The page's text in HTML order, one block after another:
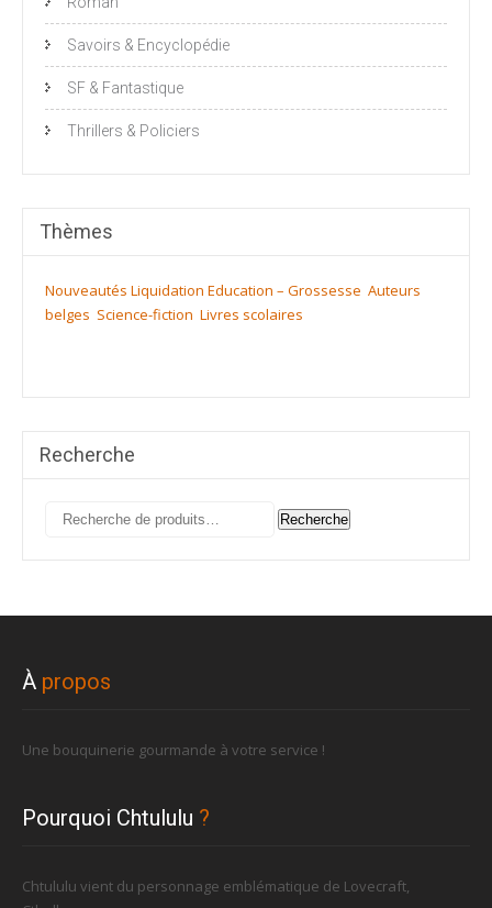
Savoirs & Encyclopédie
SF & Fantastique
Thrillers & Policiers
Thèmes
Nouveautés Liquidation Education – Grossesse Auteurs
belges Science-fiction Livres scolaires
Recherche
Recherche
Recherche
À propos
Une bouquinerie gourmande à votre service !
Pourquoi Chtululu ?
Chtululu vient du personnage emblématique de Lovecraft,